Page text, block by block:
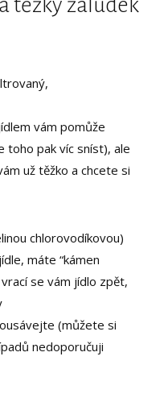
vám pomůže
toho pak víc sníst), ale
už těžko a chcete si
chlorovodíkovou)
máte “kámen
se vám jídlo zpět,
(můžete si
nedoporučuji